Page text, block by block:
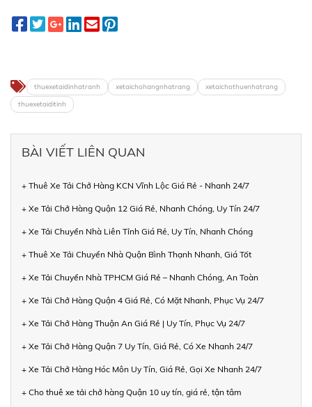
thuexetaidinhatranh xetaichohangnhatrang
xetaichothuenhatrang
thuexetaiditinh
BÀI VIẾT LIÊN QUAN
+ Thuê Xe Tải Chở Hàng KCN Vĩnh Lộc Giá Rẻ - Nhanh 24/7
+ Xe Tải Chở Hàng Quận 12 Giá Rẻ, Nhanh Chóng, Uy Tín 24/7
+ Xe Tải Chuyển Nhà Liên Tỉnh Giá Rẻ, Uy Tín, Nhanh Chóng
+ Thuê Xe Tải Chuyển Nhà Quận Bình Thạnh Nhanh, Giá Tốt
+ Xe Tải Chuyển Nhà TPHCM Giá Rẻ – Nhanh Chóng, An Toàn
+ Xe Tải Chở Hàng Quận 4 Giá Rẻ, Có Mặt Nhanh, Phục Vụ 24/7
+ Xe Tải Chở Hàng Thuận An Giá Rẻ | Uy Tín, Phục Vụ 24/7
+ Xe Tải Chở Hàng Quận 7 Uy Tín, Giá Rẻ, Có Xe Nhanh 24/7
+ Xe Tải Chở Hàng Hóc Môn Uy Tín, Giá Rẻ, Gọi Xe Nhanh 24/7
+ Cho thuê xe tải chở hàng Quận 10 uy tín, giá rẻ, tận tâm